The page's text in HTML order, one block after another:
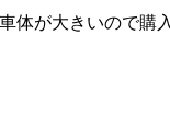
が大きいので購